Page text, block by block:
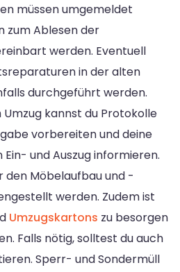
müssen umgemeldet
zum Ablesen der
werden. Eventuell
in der alten
durchgeführt werden.
kannst du Protokolle
vorbereiten und deine
und Auszug informieren.
den Möbelaufbau und -
werden. Zudem ist
Umzugskartons zu besorgen
Falls nötig, solltest du auch
Sperr- und Sondermüll